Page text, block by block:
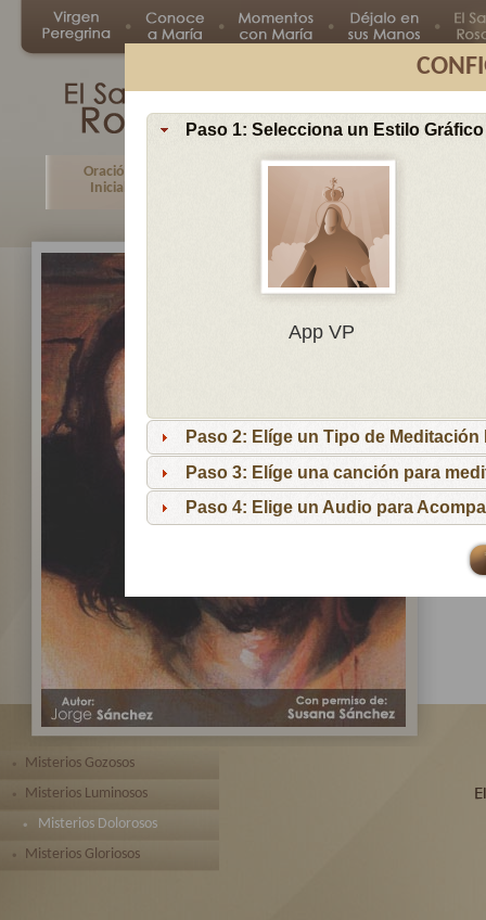
Paso 1: Selecciona un Estilo Gráfico
App VP
Paso 2: Elíge un Tipo de Meditación
Paso 3: Elíge una canción para
Paso 4: Elige un Audio para
Oración
Inicial
Misterio
Misterios Gozosos
Misterios Luminosos
Misterios Dolorosos
Misterios Gloriosos